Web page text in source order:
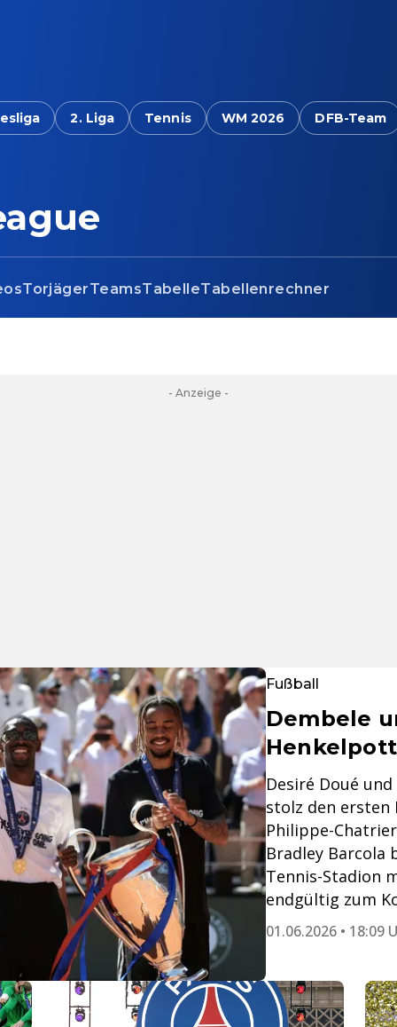
2. Liga Tennis WM 2026 DFB-Team
TorjägerTeamsTabelleTabellenrechner
- Anzeige -
Fußball
Dembele
Desiré Doué
stolz den
Philippe-
Bradley Barcola
Tennis-Stadion
endgültig zum
01.06.2026 • 18:09